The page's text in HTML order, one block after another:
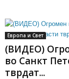
Европа и Свет
(ВИДЕО)
во Санкт
тврдат...